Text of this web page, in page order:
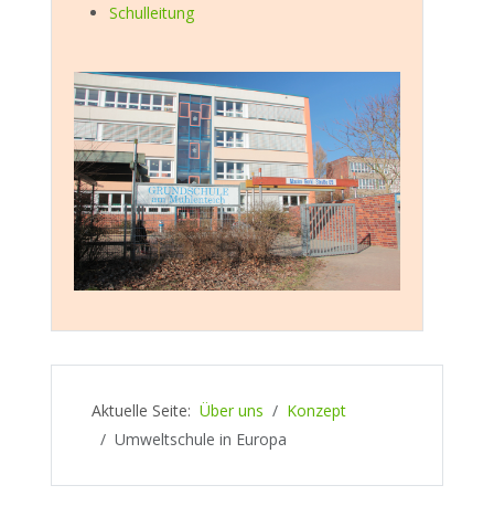
Schulleitung
Aktuelle Seite: Über uns
Konzept
Umweltschule in Europa